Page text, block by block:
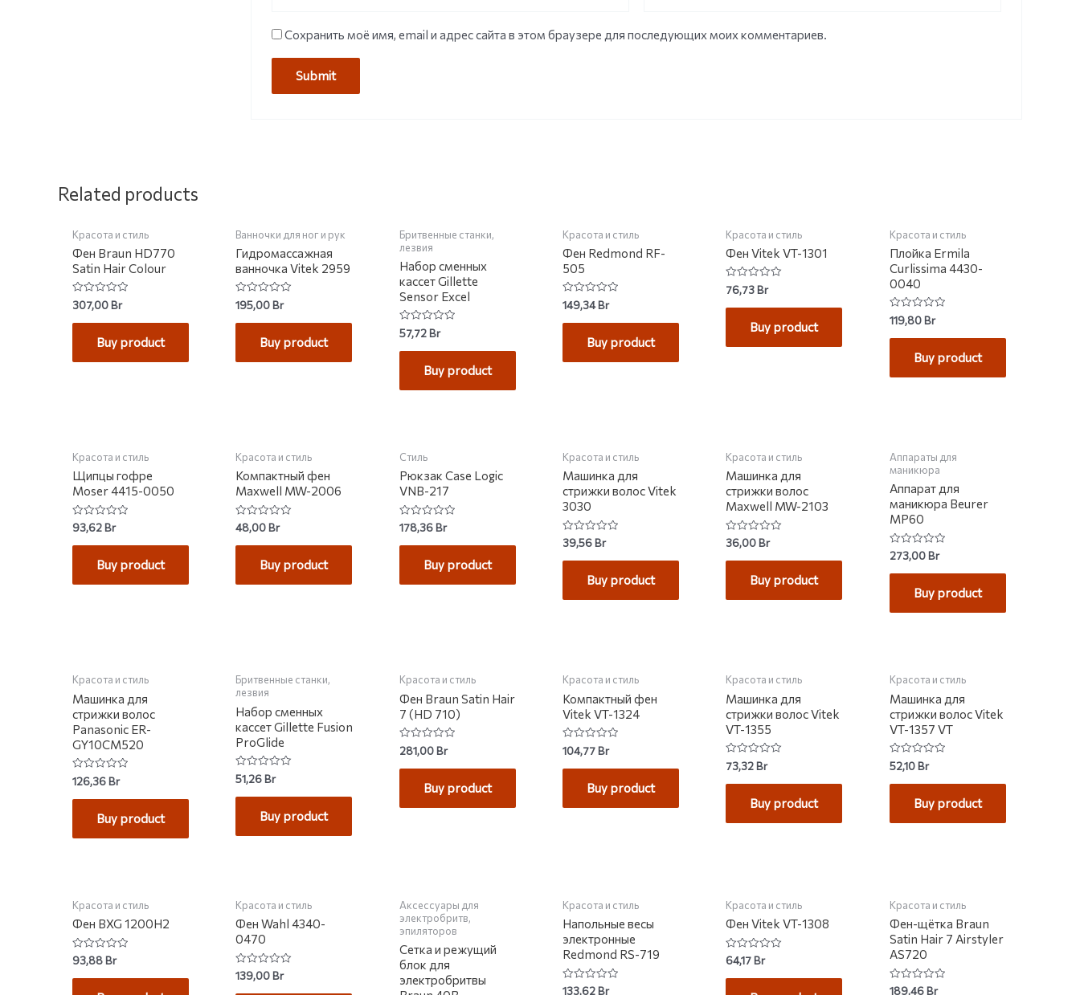
Сохранить моё имя, email и адрес сайта в этом браузере для последующих моих комментариев.
Related products
Красота и стиль
Фен Braun HD770
Satin Hair Colour
Rated
0
out
307,00Br
Buy product
Ванночки для ног и рук
Гидромассажная
ванночка Vitek 2959
Rated
0
out
195,00Br
Buy product
Бритвенные станки,
лезвия
Набор сменных
кассет Gillette
Sensor Excel
Rated
0
out
57,72Br
Buy product
Красота и стиль
Фен Redmond RF-
505
Rated
0
out
149,34Br
Buy product
Красота и стиль
Фен Vitek VT-1301
Rated
0
out
76,73Br
Buy product
Красота и стиль
Плойка Ermila
Curlissima 4430-
0040
Rated
0
out
119,80Br
Buy product
Красота и стиль
Щипцы гофре
Moser 4415-0050
Rated
0
out
93,62Br
Buy product
Красота и стиль
Компактный фен
Maxwell MW-2006
Rated
0
out
48,00Br
Buy product
Стиль
Рюкзак Case Logic
VNB-217
Rated
0
out
178,36Br
Buy product
Красота и стиль
Машинка для
стрижки волос Vitek
3030
Rated
0
out
39,56Br
Buy product
Красота и стиль
Машинка для
стрижки волос
Maxwell MW-2103
Rated
0
out
36,00Br
Buy product
Аппараты для
маникюра
Аппарат для
маникюра Beurer
MP60
Rated
0
out
273,00Br
Buy product
Красота и стиль
Машинка для
стрижки волос
Panasonic ER-
GY10CM520
Rated
0
out
126,36Br
Buy product
Бритвенные станки,
лезвия
Набор сменных
кассет Gillette Fusion
ProGlide
Rated
0
out
51,26Br
Buy product
Красота и стиль
Фен Braun Satin Hair
7 (HD 710)
Rated
0
out
281,00Br
Buy product
Красота и стиль
Компактный фен
Vitek VT-1324
Rated
0
out
104,77Br
Buy product
Красота и стиль
Машинка для
стрижки волос Vitek
VT-1355
Rated
0
out
73,32Br
Buy product
Красота и стиль
Машинка для
стрижки волос Vitek
VT-1357 VT
Rated
0
out
52,10Br
Buy product
Красота и стиль
Фен BXG 1200H2
Rated
0
out
93,88Br
Красота и стиль
Фен Wahl 4340-
0470
Rated
0
out
139,00Br
Аксессуары для
электробритв,
эпиляторов
Сетка и режущий
блок для
электробритвы
Красота и стиль
Напольные весы
электронные
Redmond RS-719
Rated
133,62Br
Красота и стиль
Фен Vitek VT-1308
Rated
0
out
64,17Br
Красота и стиль
Фен-щётка Braun
Satin Hair 7 Airstyler
AS720
Rated
189,46Br